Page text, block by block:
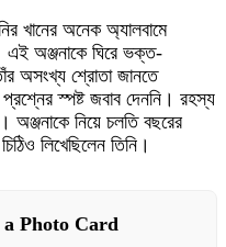
খানের অনেক অ্যালবামে
এই অঞ্জনাকে ঘিরে ভক্ত-
অসংখ্য শ্রোতা জানতে
স্পষ্ট জবাব দেননি। রহস্য
অঞ্জনাকে নিয়ে চলতি বছরের
লিখেছিলেন তিনি।
a Photo Card